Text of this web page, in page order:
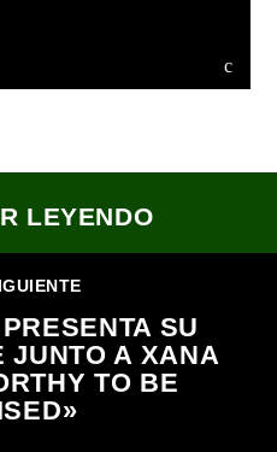
LEYENDO
SU
JUNTO A XANA
TO BE